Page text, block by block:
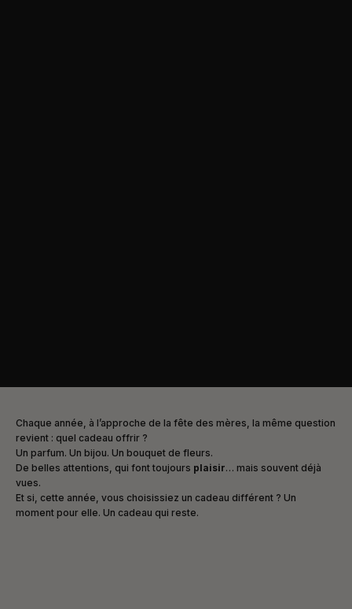
Chaque année, à l’approche de la fête des mères, la même question
revient : quel cadeau offrir ?
Un parfum. Un bijou. Un bouquet de fleurs.
De belles attentions, qui font toujours plaisir… mais souvent déjà
vues.
Et si, cette année, vous choisissiez un cadeau différent ? Un
moment pour elle. Un cadeau qui reste.